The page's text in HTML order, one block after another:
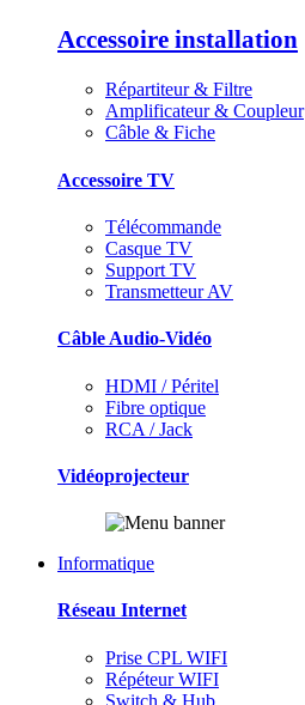
Accessoire installation
Répartiteur & Filtre
Amplificateur & Coupleur
Câble & Fiche
Accessoire TV
Télécommande
Casque TV
Support TV
Transmetteur AV
Câble Audio-Vidéo
HDMI / Péritel
Fibre optique
RCA / Jack
Vidéoprojecteur
Informatique
Réseau Internet
Prise CPL WIFI
Répéteur WIFI
Switch & Hub